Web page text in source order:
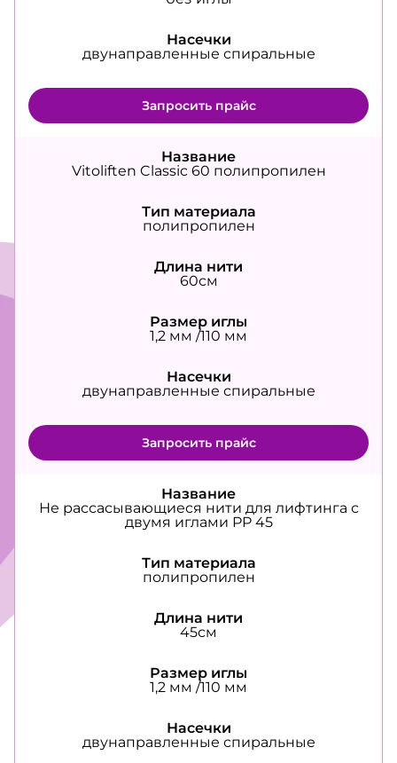
Насечки
двунаправленные спиральные
Запросить прайс
Название
Vitoliften Classic 60 полипропилен
Тип материала
полипропилен
Длина нити
60см
Размер иглы
1,2 мм /110 мм
Насечки
двунаправленные спиральные
Запросить прайс
Название
Не рассасывающиеся нити для лифтинга с
двумя иглами PP 45
Тип материала
полипропилен
Длина нити
45см
Размер иглы
1,2 мм /110 мм
Насечки
двунаправленные спиральные